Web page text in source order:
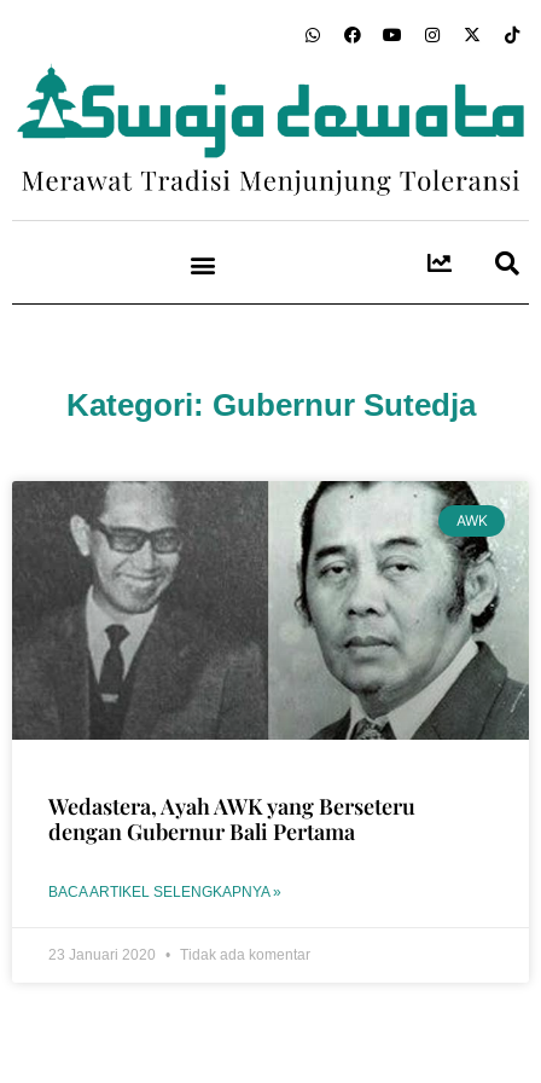
Kategori: Gubernur Sutedja
AWK
Wedastera, Ayah AWK yang Berseteru
dengan Gubernur Bali Pertama
BACA ARTIKEL SELENGKAPNYA »
23 Januari 2020 Tidak ada komentar